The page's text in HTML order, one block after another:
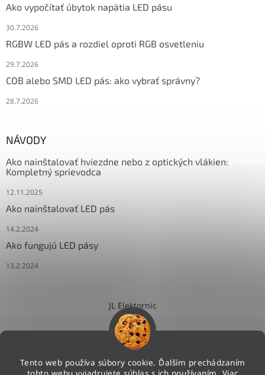
Tento web používa súbory cookie. Ďalším prechádzaním
Ako vypočítať úbytok napätia LED pásu
30.7.2026
RGBW LED pás a rozdiel oproti RGB osvetleniu
29.7.2026
COB alebo SMD LED pás: ako vybrať správny?
28.7.2026
NÁVODY
Ako nainštalovať hviezdne nebo z optických vlákien:
Kompletný sprievodca
12.11.2025
Ako nainštalovať LED pás
14.2.2024
Ako fungujú LED pásy
13.2.2024
JL Elektornic